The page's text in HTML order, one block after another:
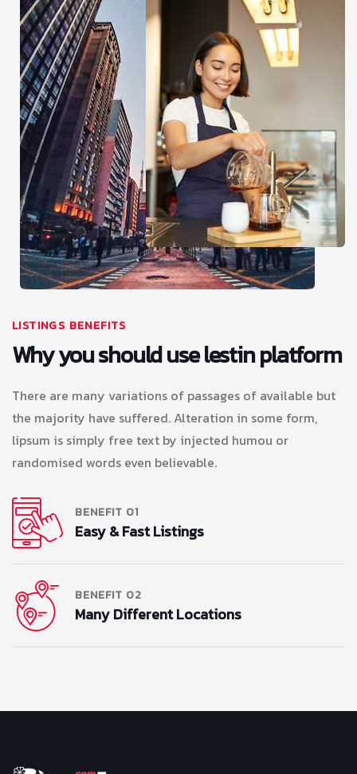
LISTINGS BENEFITS
Why you should use lestin platform
There are many variations of passages of available but
the majority have suffered. Alteration in some form,
lipsum is simply free text by injected humou or
randomised words even believable.
BENEFIT 01
Easy & Fast Listings
BENEFIT 02
Many Different Locations